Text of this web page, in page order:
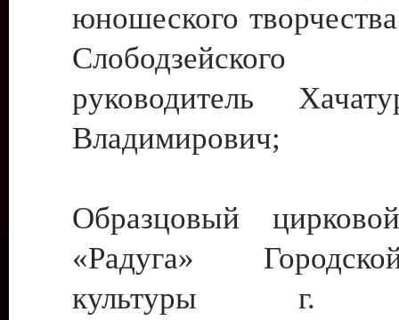
юношеского
руководитель
Владимирович;
Образцовый
«Радуга»
культуры г.